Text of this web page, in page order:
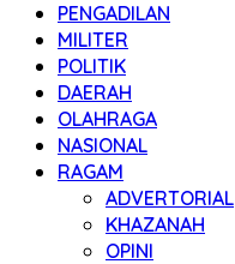
PENGADILAN
MILITER
POLITIK
DAERAH
OLAHRAGA
NASIONAL
RAGAM
ADVERTORIAL
KHAZANAH
OPINI